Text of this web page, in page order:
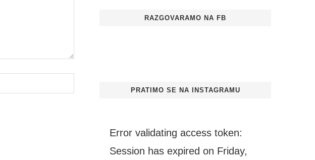
RAZGOVARAMO NA FB
PRATIMO SE NA INSTAGRAMU
Error validating access token:
Session has expired on Friday,